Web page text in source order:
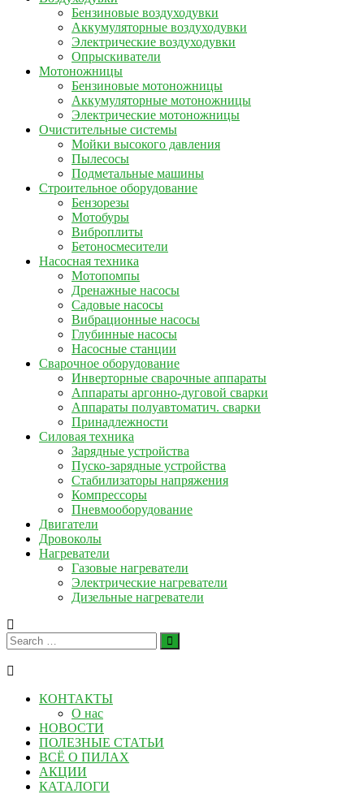
Бензиновые воздуходувки
Аккумуляторные воздуходувки
Электрические воздуходувки
Опрыскиватели
Мотоножницы
Бензиновые мотоножницы
Аккумуляторные мотоножницы
Электрические мотоножницы
Очистительные системы
Мойки высокого давления
Пылесосы
Подметальные машины
Строительное оборудование
Бензорезы
Мотобуры
Виброплиты
Бетоносмесители
Насосная техника
Мотопомпы
Дренажные насосы
Садовые насосы
Вибрационные насосы
Глубинные насосы
Насосные станции
Сварочное оборудование
Инверторные сварочные аппараты
Аппараты аргонно-дуговой сварки
Аппараты полуавтоматич. сварки
Принадлежности
Силовая техника
Зарядные устройства
Пуско-зарядные устройства
Стабилизаторы напряжения
Компрессоры
Пневмооборудование
Двигатели
Дровоколы
Нагреватели
Газовые нагреватели
Электрические нагреватели
Дизельные нагреватели
КОНТАКТЫ
О нас
НОВОСТИ
ПОЛЕЗНЫЕ СТАТЬИ
ВСЁ О ПИЛАХ
АКЦИИ
КАТАЛОГИ